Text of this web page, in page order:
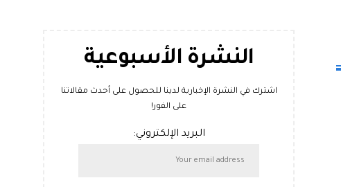
النشرة الأسبوعية
اشترك في النشرة الإخبارية لدينا للحصول على أحدث مقالاتنا
على الفور!
البريد الإلكتروني: